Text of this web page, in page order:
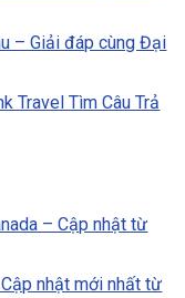
– Giải đáp cùng Đại
Travel Tìm Câu Trả
– Cập nhật từ
nhật mới nhất từ